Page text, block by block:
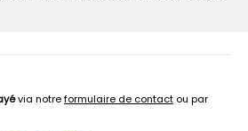
via notreformulaire de contact ou par